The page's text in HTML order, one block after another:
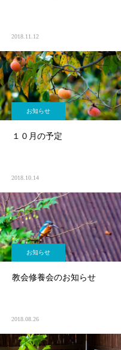
2018.11.12
お知らせ
１０月の予定
2018.10.14
お知らせ
教会修養会のお知らせ
2018.08.26